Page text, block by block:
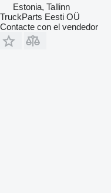
Estonia, Tallinn
TruckParts Eesti OÜ
Contacte con el vendedor